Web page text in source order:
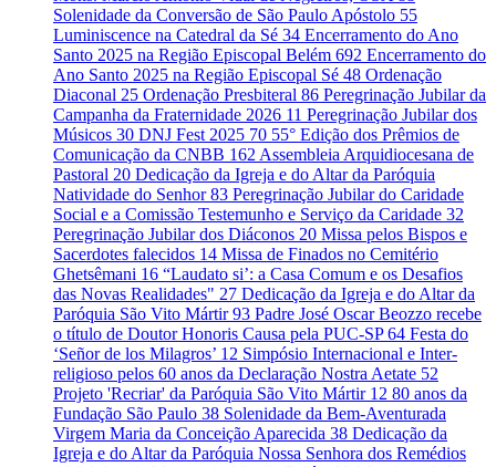
Solenidade da Conversão de São Paulo Apóstolo 55
Luminiscence na Catedral da Sé 34 Encerramento do Ano
Santo 2025 na Região Episcopal Belém 692 Encerramento do
Ano Santo 2025 na Região Episcopal Sé 48 Ordenação
Diaconal 25 Ordenação Presbiteral 86 Peregrinação Jubilar da
Campanha da Fraternidade 2026 11 Peregrinação Jubilar dos
Músicos 30 DNJ Fest 2025 70 55° Edição dos Prêmios de
Comunicação da CNBB 162 Assembleia Arquidiocesana de
Pastoral 20 Dedicação da Igreja e do Altar da Paróquia
Natividade do Senhor83 Peregrinação Jubilar do Caridade
Social e a Comissão Testemunho e Serviço da Caridade 32
Peregrinação Jubilar dos Diáconos 20 Missa pelos Bispos e
Sacerdotes falecidos 14 Missa de Finados no Cemitério
Ghetsêmani 16 “Laudato si’: a Casa Comum e os Desafios
das Novas Realidades" 27 Dedicação da Igreja e do Altar da
Paróquia São Vito Mártir93 Padre José Oscar Beozzo recebe
o título de Doutor Honoris Causa pela PUC-SP64 Festa do
‘Señor de los Milagros’ 12 Simpósio Internacional e Inter-
religioso pelos 60 anos da Declaração Nostra Aetate 52
Projeto 'Recriar' da Paróquia São Vito Mártir 12 80 anos da
Fundação São Paulo 38 Solenidade da Bem-Aventurada
Virgem Maria da Conceição Aparecida 38 Dedicação da
Igreja e do Altar da Paróquia Nossa Senhora dos Remédios